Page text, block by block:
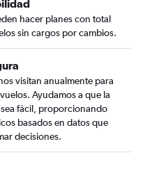
hacer planes con total
sin cargos por cambios.
visitan anualmente para
Ayudamos a que la
fácil, proporcionando
basados en datos que
decisiones.